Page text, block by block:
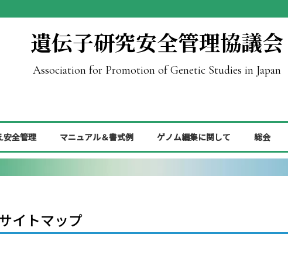
遺伝子研究安全管理協議会
Association for Promotion of Genetic Studies in Japan
安全管理 マニュアル＆書式例 ゲノム編集に関して 総会
イトマップ